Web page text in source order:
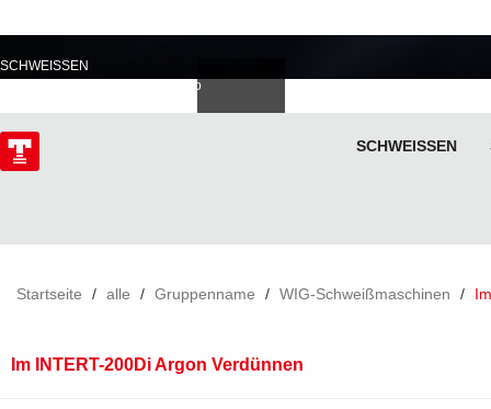
SCHWEISSEN
Italiano
SCHWEISSEN
Startseite / alle / Gruppenname / WIG-Schweißmaschinen /
Im INTERT-200Di Argon Verdünnen